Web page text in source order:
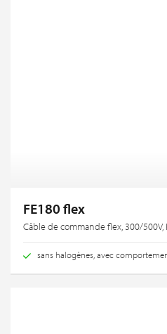
FE180 flex
Câble de commande flex, 300/500V,
sans halogènes, avec